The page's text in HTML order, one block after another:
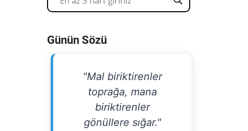
Günün Sözü
"Mal biriktirenler
toprağa, mana
biriktirenler
gönüllere sığar."